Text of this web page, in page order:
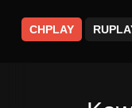
CHPLAY